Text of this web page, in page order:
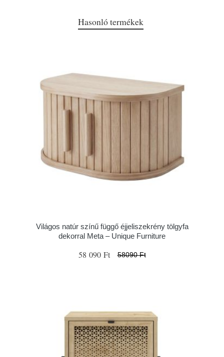
Hasonló termékek
Világos natúr színű függő éjjeliszekrény tölgyfa
dekorral Meta – Unique Furniture
58 090 Ft 58090 Ft